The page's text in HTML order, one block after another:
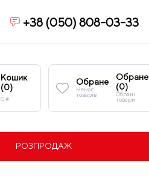
+38 (050) 808-03-33
Кошик
(0)
0₴
Обране
Немає
товарів
Обране
(0)
Обрані
товари
РОЗПРОДАЖ